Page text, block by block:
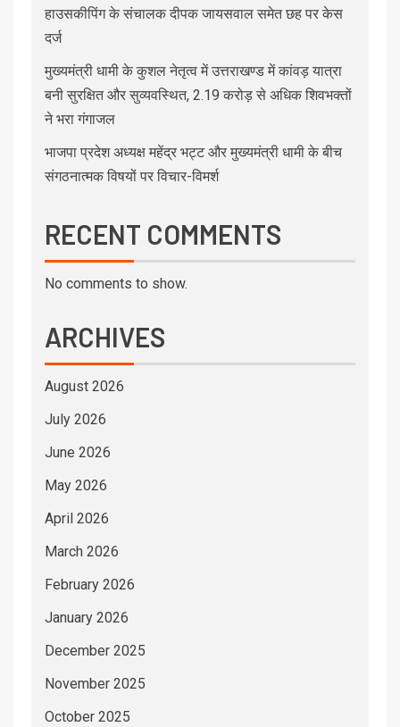
हाउसकीपिंग के संचालक दीपक जायसवाल समेत छह पर केस
दर्ज
मुख्यमंत्री धामी के कुशल नेतृत्व में उत्तराखण्ड में कांवड़ यात्रा
बनी सुरक्षित और सुव्यवस्थित, 2.19 करोड़ से अधिक शिवभक्तों
ने भरा गंगाजल
भाजपा प्रदेश अध्यक्ष महेंद्र भट्ट और मुख्यमंत्री धामी के बीच
संगठनात्मक विषयों पर विचार-विमर्श
RECENT COMMENTS
No comments to show.
ARCHIVES
August 2026
July 2026
June 2026
May 2026
April 2026
March 2026
February 2026
January 2026
December 2025
November 2025
October 2025